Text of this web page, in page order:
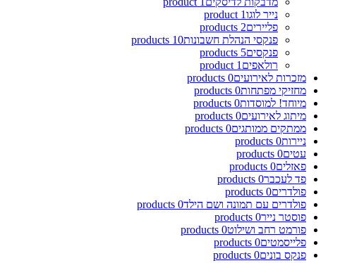
נייר לוגו1
product
פליירים2
products
פנקסי הנהלת חשבונות10
products
פנקסים5
products
רולאפים 1
product
מזכרות לאירועים0
products
מחזיקי מפתחות0
products
מיוחד! למוסדות0
products
מיתוג לאירועים0
products
ממתקים ממותגים0
products
ניירות0
products
עטים0
products
פאזלים0
products
פד לעכבר0
products
פולדרים0
products
פולדרים עם תמונה ושם הילד0
products
פוסטר נייר0
products
פורמט רחב ושילוט0
products
פלייסמטים0
products
פנקס בונים0
products